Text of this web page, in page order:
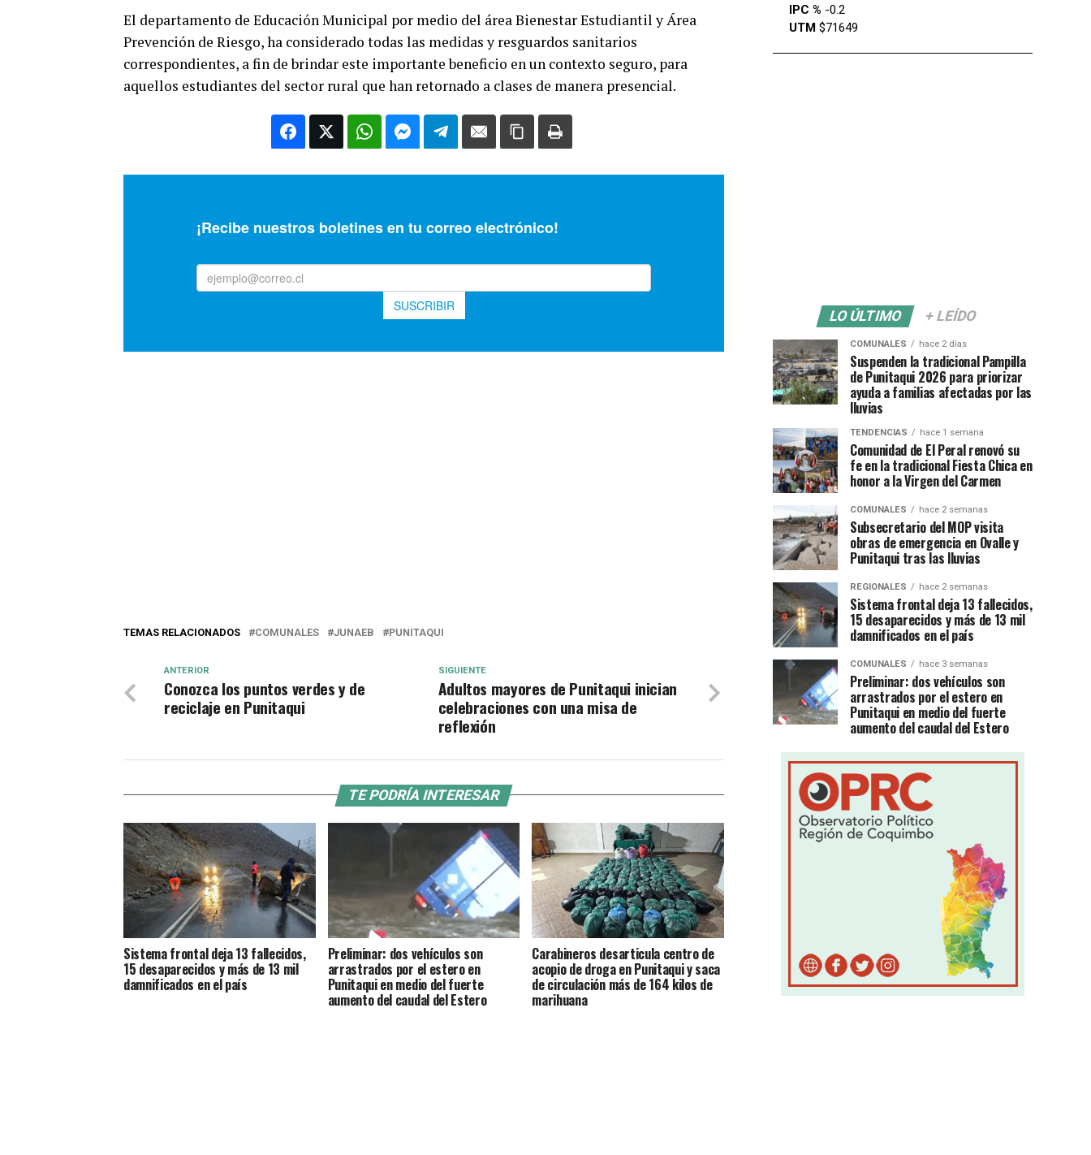
El departamento de Educación Municipal por medio del área Bienestar Estudiantil y Área
Prevención de Riesgo, ha considerado todas las medidas y resguardos sanitarios
correspondientes, a fin de brindar este importante beneficio en un contexto seguro, para
aquellos estudiantes del sector rural que han retornado a clases de manera presencial.
TEMAS RELACIONADOS COMUNALES JUNAEB PUNITAQUI
SIGUIENTE
Adultos mayores de Punitaqui inician
celebraciones con una misa de
reflexión
ANTERIOR
Conozca los puntos verdes y de
reciclaje en Punitaqui
TE PODRÍA INTERESAR
Sistema frontal deja 13 fallecidos,
15 desaparecidos y más de 13 mil
damnificados en el país
Preliminar: dos vehículos son
arrastrados por el estero en
Punitaqui en medio del fuerte
aumento del caudal del Estero
Carabineros desarticula centro de
acopio de droga en Punitaqui y saca
de circulación más de 164 kilos de
marihuana
IPC % -0.2
UTM $71649
LO ÚLTIMO + LEÍDO
COMUNALES hace 2 días
Suspenden la tradicional Pampilla
de Punitaqui 2026 para priorizar
ayuda a familias afectadas por las
lluvias
TENDENCIAS hace 1 semana
Comunidad de El Peral renovó su
fe en la tradicional Fiesta Chica en
honor a la Virgen del Carmen
COMUNALES hace 2 semanas
Subsecretario del MOP visita
obras de emergencia en Ovalle y
Punitaqui tras las lluvias
REGIONALES hace 2 semanas
Sistema frontal deja 13 fallecidos,
15 desaparecidos y más de 13 mil
damnificados en el país
COMUNALES hace 3 semanas
Preliminar: dos vehículos son
arrastrados por el estero en
Punitaqui en medio del fuerte
aumento del caudal del Estero